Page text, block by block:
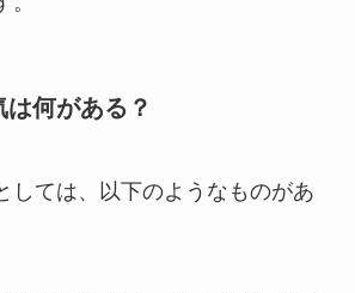
何がある？
しては、以下のようなものがあ